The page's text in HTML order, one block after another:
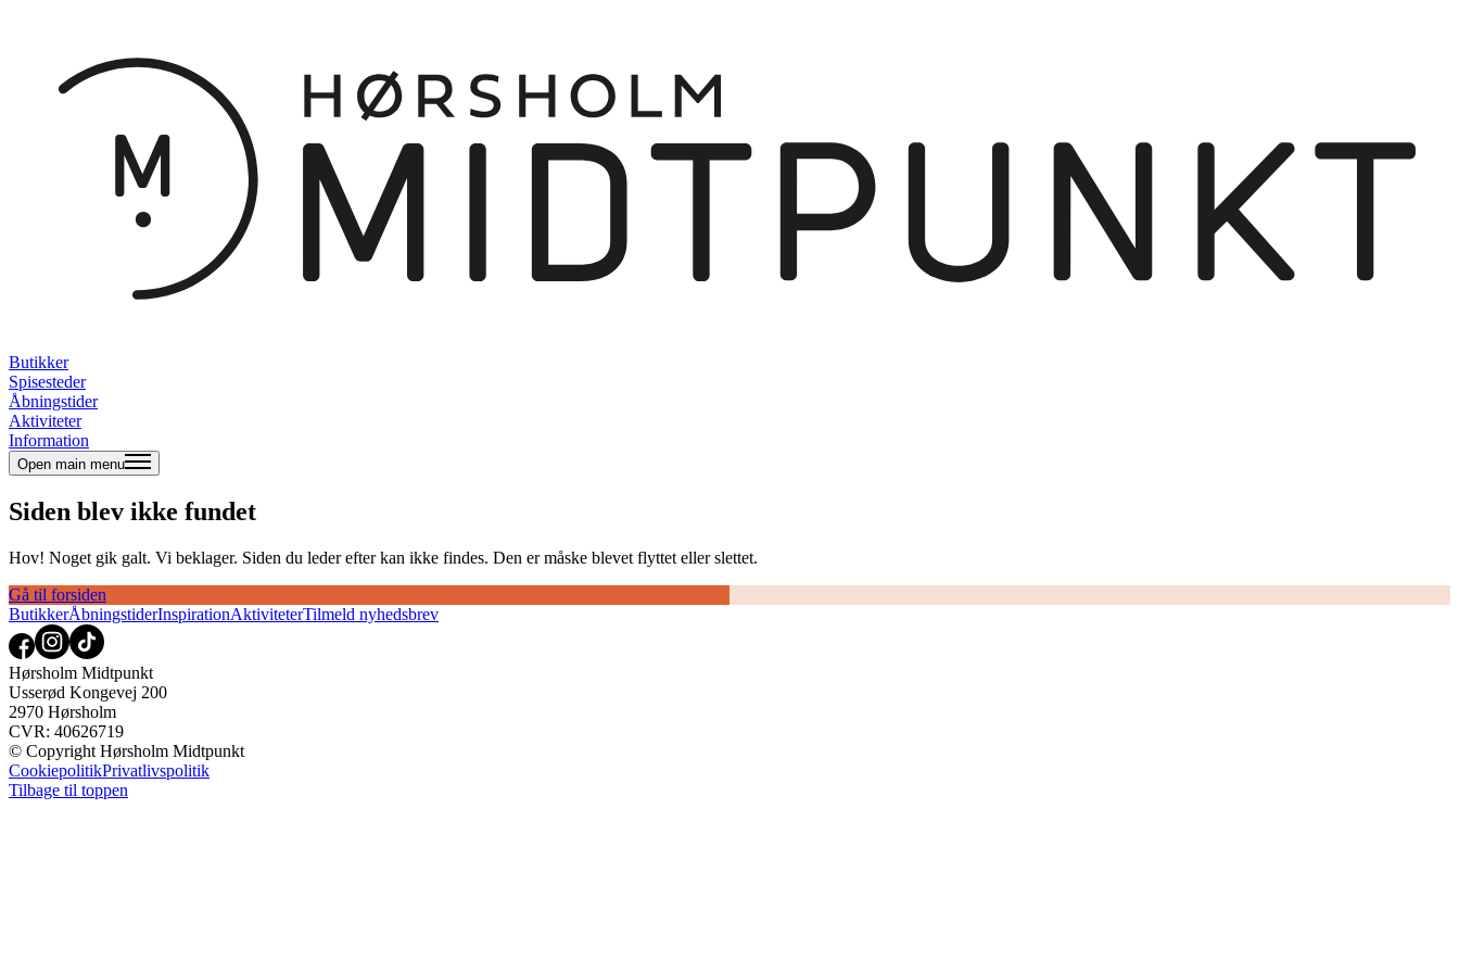
Butikker
Spisesteder
Åbningstider
Aktiviteter
Information
Open main menu
Siden blev ikke fundet
Hov! Noget gik galt. Vi beklager. Siden du leder efter kan ikke findes. Den er måske blevet flyttet eller slettet.
Gå til forsiden
ButikkerÅbningstiderInspirationAktiviteterTilmeld nyhedsbrev
Hørsholm Midtpunkt
Usserød Kongevej 200
2970 Hørsholm
CVR: 40626719
© Copyright Hørsholm Midtpunkt
CookiepolitikPrivatlivspolitik
Tilbage til toppen